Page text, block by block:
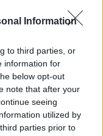
Information
to third parties, or
information for
below opt-out
note that after your
seeing
utilized by
parties prior to
profesional
proceso y
asegura un
de acompañar
las
duros como la